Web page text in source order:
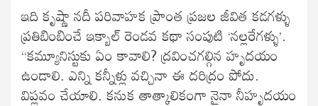
ఇది కృష్ణా నదీ పరివాహక ప్రాంత ప్రజల జీవిత కడగళ్ళు
ప్రతిబింబించే ఇక్బాల్ రెండవ కథా సంపుటి ‘నల్లరేగళ్ళు’.
“కమ్యూనిస్టుకు ఏం కావాలి? ద్రవించగల్గిన హృదయం
ఉండాలి. ఎన్ని కన్నీళ్లు వచ్చినా ఈ దరిద్రం పోదు.
విప్లవం చేయాలి. కనుక తాత్కాలికంగా నైనా నీహృదయం